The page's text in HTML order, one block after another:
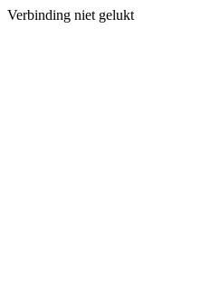
Verbinding niet gelukt